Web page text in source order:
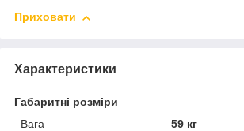
Приховати
Характеристики
Габаритні розміри
Вага
59 кг